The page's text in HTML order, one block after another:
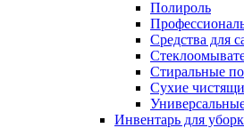
Полироль
Средства для
Стиральные
Сухие
Инвентарь для